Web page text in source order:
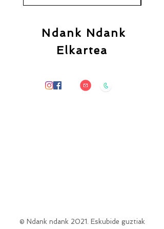
Ndank Ndank
Elkartea
© Ndank ndank 2021. Eskubide guztiak